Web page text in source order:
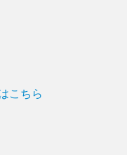
こちら